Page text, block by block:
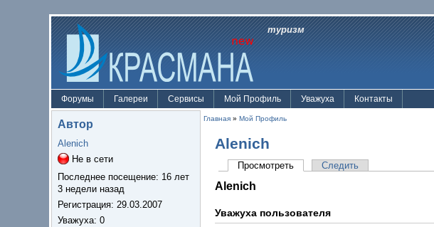
туризм
Форумы Галереи Сервисы Мой Профиль Уважуха Контакты
Автор
Alenich
Не в сети
Последнее посещение: 16 лет
3 недели назад
Регистрация: 29.03.2007
Уважуха: 0
Главная » Мой Профиль
Alenich
Просмотреть Следить
Alenich
Уважуха пользователя